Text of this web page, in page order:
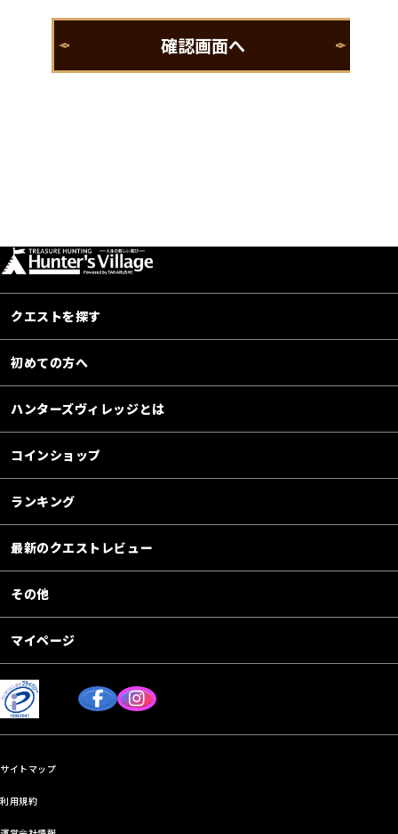
クエストを探す
初めての方へ
ハンターズヴィレッジとは
コインショップ
ランキング
最新のクエストレビュー
その他
マイページ
サイトマップ
利用規約